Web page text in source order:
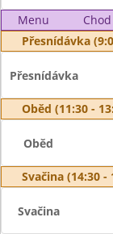
Menu Chod
Přesnídávka
Přesnídávka
Oběd (11:30 -
Oběd
Svačina (14:30 -
Svačina